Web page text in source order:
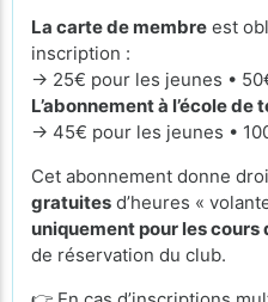
La carte de membre est
inscription :
→ 25€ pour les jeunes •
L’abonnement à l’école de
→ 45€ pour les jeunes •
Cet abonnement donne
gratuites d’heures «
uniquement pour les cours
de réservation du club.